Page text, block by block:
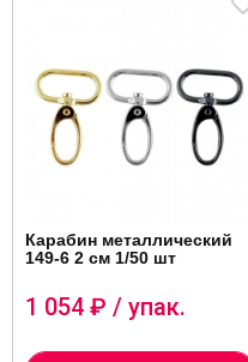
Карабин металлический
149-6 2 см 1/50 шт
1 054 ₽ / упак.